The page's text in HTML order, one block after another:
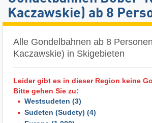
Kaczawskie) ab 8
Alle Gondelbahnen ab 8
Kaczawskie) in Skigebieten
Leider gibt es in dieser Region keine
Bitte gehen Sie zu:
Westsudeten (3)
Sudeten (Sudety) (4)